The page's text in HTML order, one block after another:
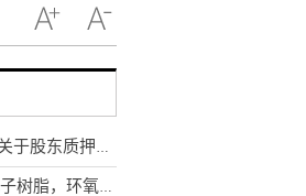
海航控股(600221):海航控股：关于股东质押公司股份-焦点短讯
热议:6月9日圣泉集团涨停：电子树脂，环氧树脂，光刻机（胶）概念热股